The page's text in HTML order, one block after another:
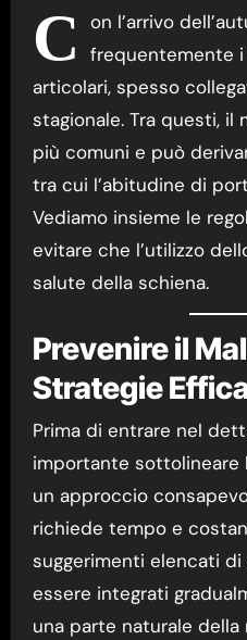
C
on l’arrivo
frequentemente
articolari, spesso
stagionale. Tra questi, il
più comuni e può
tra cui l’abitudine di
Vediamo insieme le
evitare che l’utilizzo
salute della schiena.
Prevenire il
Strategie
Prima di entrare nel
importante sottolineare
un approccio
richiede tempo e
suggerimenti elencati
essere integrati
una parte naturale